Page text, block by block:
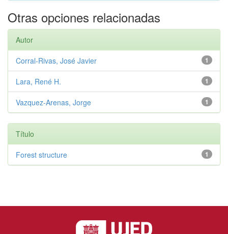
Otras opciones relacionadas
Autor
1
Corral-Rivas, José Javier
1
Lara, René H.
1
Vazquez-Arenas, Jorge
Título
1
Forest structure